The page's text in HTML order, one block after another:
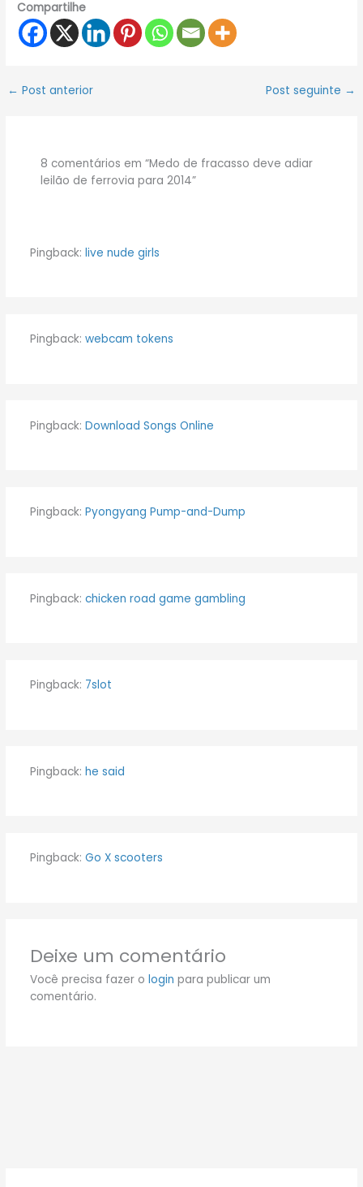
Compartilhe
← Post anterior Post seguinte →
8 comentários em “Medo de fracasso deve adiar
leilão de ferrovia para 2014”
Pingback: live nude girls
Pingback: webcam tokens
Pingback: Download Songs Online
Pingback: Pyongyang Pump-and-Dump
Pingback: chicken road game gambling
Pingback: 7slot
Pingback: he said
Pingback: Go X scooters
Deixe um comentário
Você precisa fazer o login para publicar um
comentário.